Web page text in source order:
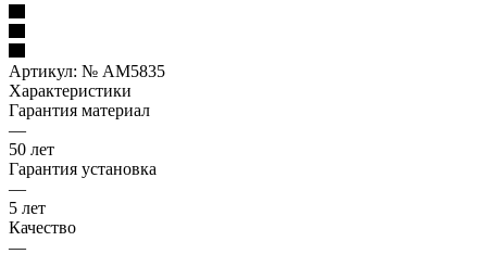
Артикул: № AM5835
Характеристики
Гарантия материал
—
50 лет
Гарантия установка
—
5 лет
Качество
—